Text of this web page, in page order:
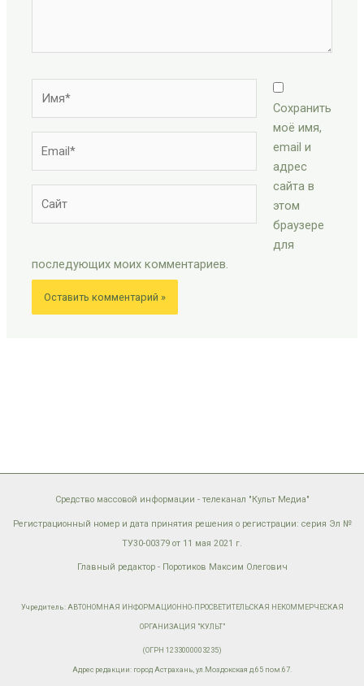
Сохранить
моё имя,
email и
адрес
сайта в
этом
браузере
для
последующих моих комментариев.
Средство массовой информации - телеканал "Культ Медиа"
Регистрационный номер и дата принятия решения о регистрации: серия Эл №
ТУ30-00379 от 11 мая 2021 г.
Главный редактор - Поротиков Максим Олегович
Учредитель: АВТОНОМНАЯ ИНФОРМАЦИОННО-ПРОСВЕТИТЕЛЬСКАЯ НЕКОММЕРЧЕСКАЯ
ОРГАНИЗАЦИЯ "КУЛЬТ"
(ОГРН 1233000003235)
Адрес редакции: город Астрахань, ул.Моздокская д.65 пом.67.